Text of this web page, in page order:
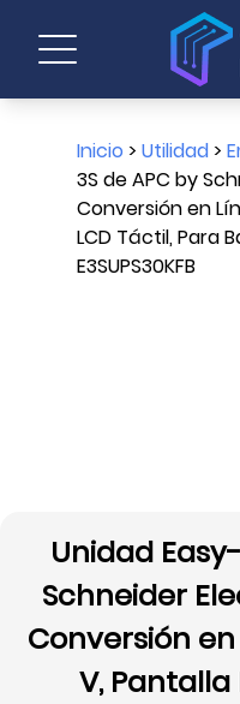
Inicio > Utilidad>
3S de APC by
Conversión en
LCD Táctil, Para
E3SUPS30KFB
Unidad
Schneider
Conversión
V, Pantalla